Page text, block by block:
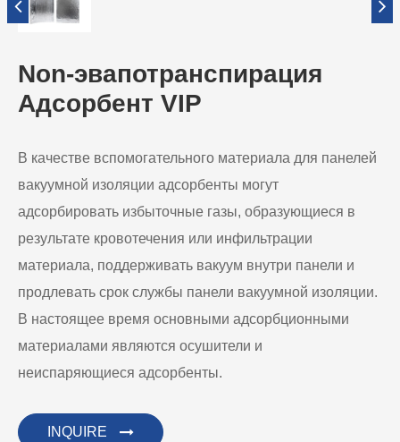
Non-эвапотранспирация
Адсорбент VIP
В качестве вспомогательного материала для панелей
вакуумной изоляции адсорбенты могут
адсорбировать избыточные газы, образующиеся в
результате кровотечения или инфильтрации
материала, поддерживать вакуум внутри панели и
продлевать срок службы панели вакуумной изоляции.
В настоящее время основными адсорбционными
материалами являются осушители и
неиспаряющиеся адсорбенты.
INQUIRE